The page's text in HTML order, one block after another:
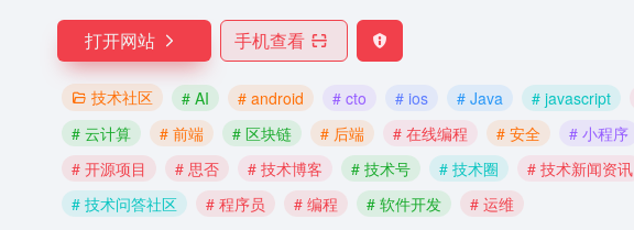
打开网站 手机查看
技术社区 # AI # android # cto # ios # Java # javascript
# 云计算
# 前端 # 区块链 # 后端 # 在线编程 # 安全 # 小程序
# 开源项目
# 思否 # 技术博客 # 技术号 # 技术圈 # 技术新闻资讯
# 技术问答社区
# 程序员 # 编程 # 软件开发 # 运维